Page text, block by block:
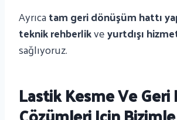
Ayrıcatam geri dönüşüm hattı
teknik rehberlikveyurtdışı
sağlıyoruz.
Lastik Kesme Ve